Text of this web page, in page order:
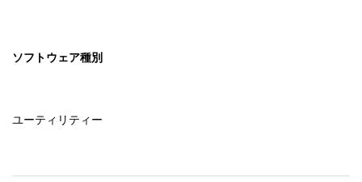
セイコーエプソン株式会社に帰属します。
ソフトウェア種別
ユーティリティー